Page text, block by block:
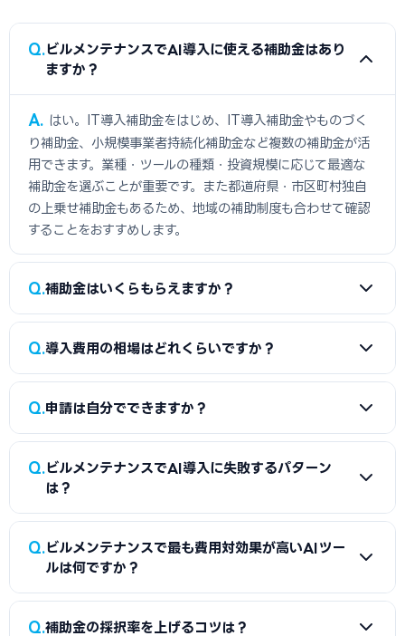
Q ビルメンテナンスでAI導入に使える補助金はあり
ますか？
A
はい。IT導入補助金をはじめ、IT導入補助金やものづく
り補助金、小規模事業者持続化補助金など複数の補助金が活
用できます。業種・ツールの種類・投資規模に応じて最適な
補助金を選ぶことが重要です。また都道府県・市区町村独自
の上乗せ補助金もあるため、地域の補助制度も合わせて確認
することをおすすめします。
Q 補助金はいくらもらえますか？
A
ビルメンテナンスのAI導入の場合、IT導入補助金で最大
を組み合わせることでより多くをカバーできる場合もありま
す。ただし補助金は「後払い」が基本のため、導入時点では
Q 導入費用の相場はどれくらいですか？
A
ビルメンテナンスのAI・IT導入費用は50〜500万円が一
異なります。まずは複数ベンダーに相見積もりを依頼してくだ
さい。費用の内訳（ソフトウェア・ハードウェア・導入支援・
保守費用）を明確にした見積書を取得することが補助金申請
Q 申請は自分でできますか？
A
自分でも申請可能ですが、採択率を上げるために社労士や
行政書士、中小企業診断士に依頼するケースが多いです。特に
等）の確認書が必須で、IT導入補助金はITベンダーと共同申
請が基本です。当サイトで専門家を無料で検索できます。商工
会・商工会議所のサポートは無料のため、まず公的機関に相
談することをおすすめします。
Q ビルメンテナンスでAI導入に失敗するパターン
は？
A
主な失敗パターンとして「採択前に機器を発注してしま
う」「補助対象外の機種・経費を申請する」「事業計画書の
請できない」「補助事業実施期間内に検収・支払いが完了で
きない」などがあります。本記事のチェックリストと「よくあ
Q ビルメンテナンスで最も費用対効果が高いAIツー
ルは何ですか？
A
ビルメンテナンスでは「清掃・点検管理DXアプリ」が投
Q 補助金の採択率を上げるコツは？